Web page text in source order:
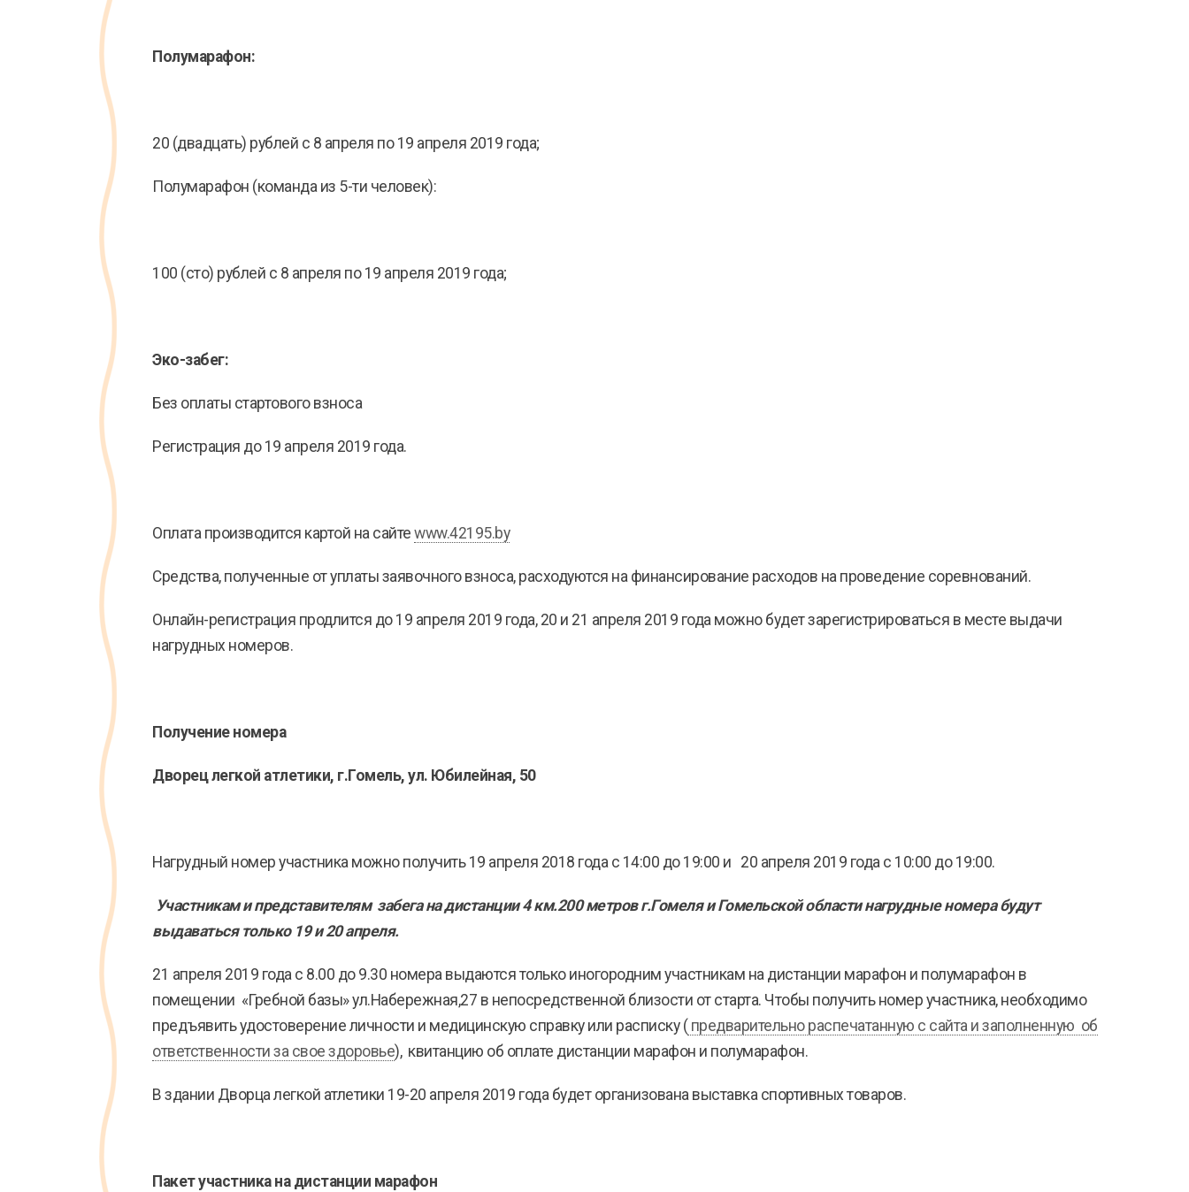
Полумарафон:
20 (двадцать) рублей с 8 апреля по 19 апреля 2019 года;
Полумарафон (команда из 5-ти человек):
100 (сто) рублей с 8 апреля по 19 апреля 2019 года;
Эко-забег:
Без оплаты стартового взноса
Регистрация до 19 апреля 2019 года.
Оплата производится картой на сайте www.42195.by
Средства, полученные от уплаты заявочного взноса, расходуются на финансирование расходов на проведение соревнований.
Онлайн-регистрация продлится до 19 апреля 2019 года, 20 и 21 апреля 2019 года можно будет зарегистрироваться в месте выдачи
нагрудных номеров.
Получение номера
Дворец легкой атлетики, г.Гомель, ул. Юбилейная, 50
Нагрудный номер участника можно получить 19 апреля 2018 года с 14:00 до 19:00 и 20 апреля 2019 года с 10:00 до 19:00.
Участникам и представителям забега на дистанции 4 км.200 метров г.Гомеля и Гомельской области нагрудные номера будут
выдаваться только 19 и 20 апреля.
21 апреля 2019 года с 8.00 до 9.30 номера выдаются только иногородним участникам на дистанции марафон и полумарафон в
помещении «Гребной базы» ул.Набережная,27 в непосредственной близости от старта. Чтобы получить номер участника, необходимо
предъявить удостоверение личности и медицинскую справку или расписку ( предварительно распечатанную с сайта и заполненную об
ответственности за свое здоровье), квитанцию об оплате дистанции марафон и полумарафон.
В здании Дворца легкой атлетики 19-20 апреля 2019 года будет организована выставка спортивных товаров.
Пакет участника на дистанции марафон